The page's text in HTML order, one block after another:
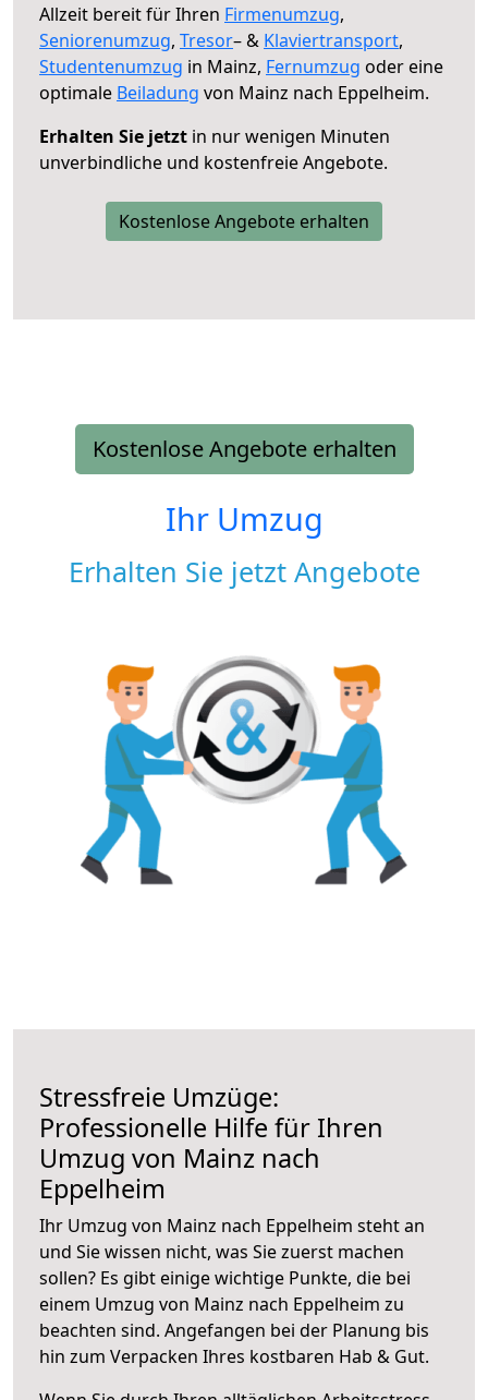
Allzeit bereit für Ihren Firmenumzug,
Seniorenumzug, Tresor– & Klaviertransport,
Studentenumzug in Mainz, Fernumzug oder eine
optimale Beiladung von Mainz nach Eppelheim.
Erhalten Sie jetzt in nur wenigen Minuten
unverbindliche und kostenfreie Angebote.
Kostenlose Angebote erhalten
Kostenlose Angebote erhalten
Ihr Umzug
Erhalten Sie jetzt Angebote
Stressfreie Umzüge:
Professionelle Hilfe für Ihren
Umzug von Mainz nach
Eppelheim
Ihr Umzug von Mainz nach Eppelheim steht an
und Sie wissen nicht, was Sie zuerst machen
sollen? Es gibt einige wichtige Punkte, die bei
einem Umzug von Mainz nach Eppelheim zu
beachten sind. Angefangen bei der Planung bis
hin zum Verpacken Ihres kostbaren Hab & Gut.